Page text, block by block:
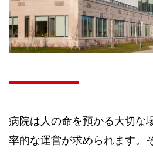
病院は人の命を預かる大切な
率的な運営が求められます。